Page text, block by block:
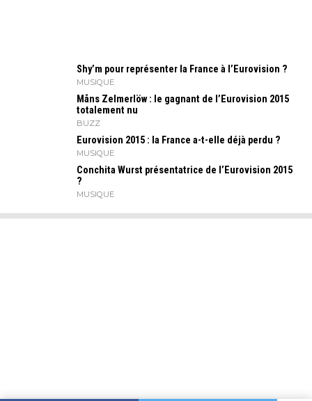
Shy’m pour représenter la France à l’Eurovision ?
MUSIQUE
Måns Zelmerlöw : le gagnant de l’Eurovision 2015
totalement nu
BUZZ
Eurovision 2015 : la France a-t-elle déjà perdu ?
MUSIQUE
Conchita Wurst présentatrice de l’Eurovision 2015
?
MUSIQUE